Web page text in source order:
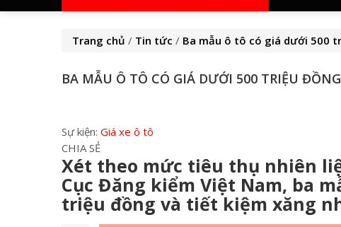
Trang chủ / Tin tức / Ba mẫu ô tô có giá dưới 500
BA MẪU Ô TÔ CÓ GIÁ DƯỚI 500 TRIỆU
Sự kiện: Giá xe ô tô
CHIA SẺ
Xét theo mức tiêu thụ nhiên
Cục Đăng kiểm Việt Nam, ba
triệu đồng và tiết kiệm xăng